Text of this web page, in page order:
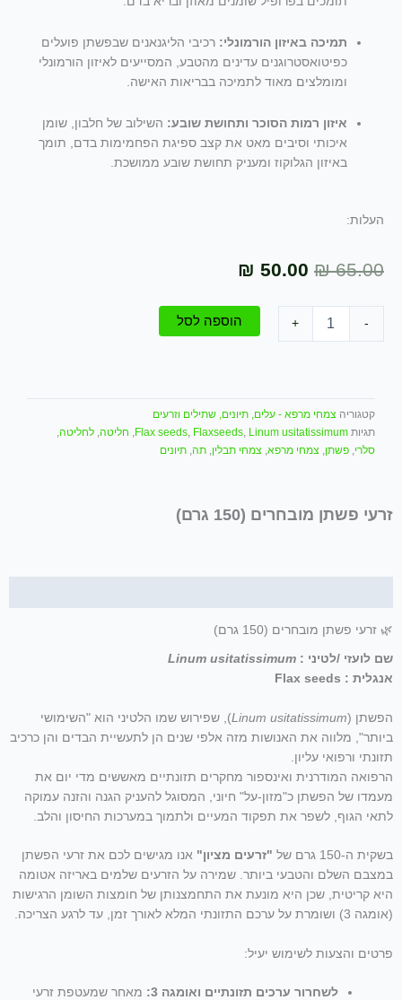
תמיכה באיזון הורמונלי: רכיבי הליגנאנים שבפשתן פועלים
כפיטואסטרוגנים עדינים מהטבע, המסייעים לאיזון הורמונלי
ומומלצים מאוד לתמיכה בבריאות האישה.
איזון רמות הסוכר ותחושת שובע: השילוב של חלבון, שומן
איכותי וסיבים מאט את קצב ספיגת הפחמימות בדם, תומך
באיזון הגלוקוז ומעניק תחושת שובע ממושכת.
העלות:
₪65.00
המחיר
היה:
₪ 50.00
הוא:
-
גרם)
+ הוספה לסל
קטגוריה צמחי מרפא - עלים, תיונים, שתילים וזרעים
תגיות
Flax seeds Flaxseeds Linum usitatissimum חליטה לחליטה
סלרי פשתן צמחי מרפא צמחי תבלין תה תיונים
זרעי פשתן מובחרים (150 גרם)
🌿 זרעי פשתן מובחרים (150 גרם)
שם לועזי /לטיני : Linum usitatissimum
אנגלית : Flax seeds
הפשתן (Linum usitatissimum), שפירוש שמו הלטיני הוא "השימושי
ביותר", מלווה את האנושות מזה אלפי שנים הן לתעשיית הבדים והן כרכיב
תזונתי ורפואי עליון.
הרפואה המודרנית ואינספור מחקרים תזונתיים מאששים מדי יום את
מעמדו של הפשתן כ"מזון-על" חיוני, המסוגל להעניק הגנה והזנה עמוקה
לתאי הגוף, לשפר את תפקוד המעיים ולתמוך במערכות החיסון והלב.
בשקית ה-150 גרם של "זרעים מציון" אנו מגישים לכם את זרעי הפשתן
במצבם השלם והטבעי ביותר. שמירה על הזרעים שלמים באריזה אטומה
היא קריטית, שכן היא מונעת את התחמצנותן של חומצות השומן הרגישות
(אומגה 3) ושומרת על ערכם התזונתי המלא לאורך זמן, עד לרגע הצריכה.
פרטים והצעות לשימוש יעיל:
לשחרור ערכים תזונתיים ואומגה 3:
מאחר שמעטפת זרעי